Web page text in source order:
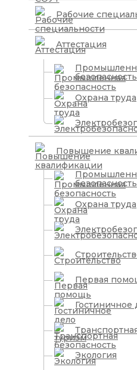
Рабочие
Аттестация
безопасность
Охрана труда
Повышение
безопасность
Охрана труда
Первая
Гостиничное
Экология